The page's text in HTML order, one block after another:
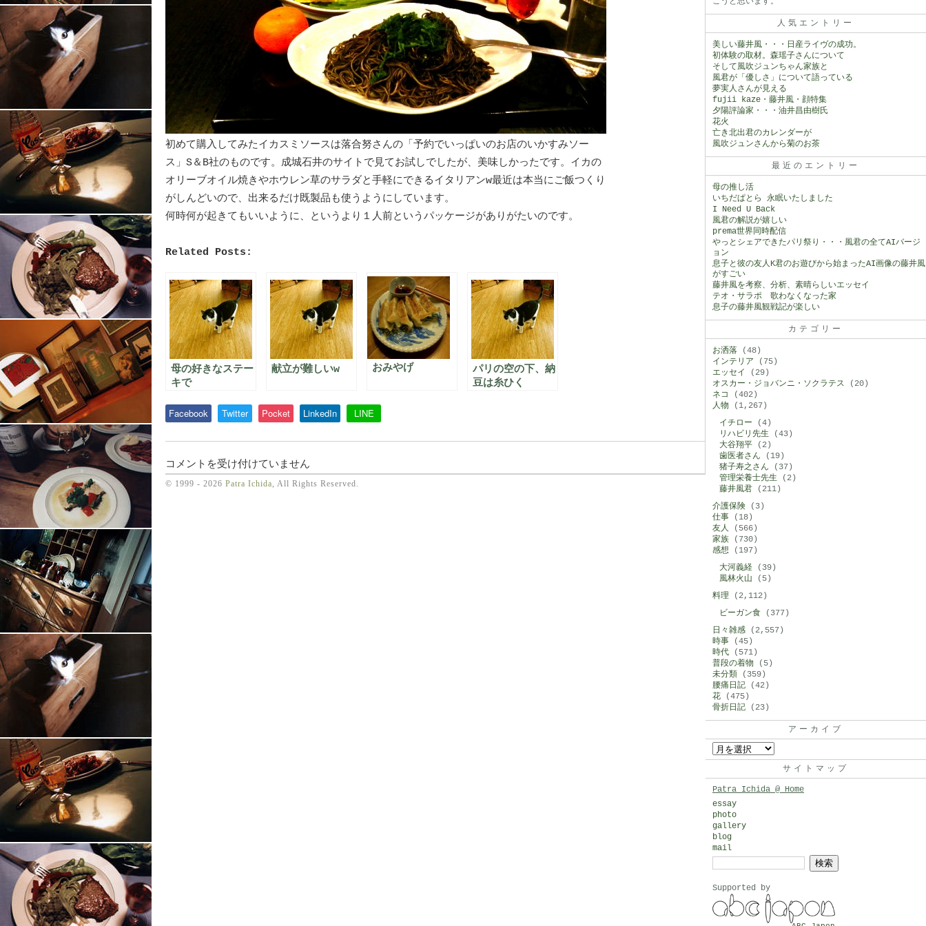
初めて購入してみたイカスミソースは落合努さんの「予約でいっぱいのお店のいかすみソー
ス」S＆B社のものです。成城石井のサイトで見てお試しでしたが、美味しかったです。イカの
オリーブオイル焼きやホウレン草のサラダと手軽にできるイタリアンw最近は本当にご飯つくり
がしんどいので、出来るだけ既製品も使うようにしています。
何時何が起きてもいいように、というより１人前というパッケージがありがたいのです。
Related Posts:
母の好きなステー
キで
献立が難しいw おみやげ
パリの空の下、納
豆は糸ひく
Facebook Twitter Pocket LinkedIn LINE
い
か
コメントを受け付けていません
人気エントリー
美しい藤井風・・・日産ライヴの成功。
初体験の取材。森瑶子さんについて
そして風吹ジュンちゃん家族と
風君が「優しさ」について語っている
夢実人さんが見える
fujii kaze・藤井風・顔特集
夕陽評論家・・・油井昌由樹氏
花火
亡き北出君のカレンダーが
風吹ジュンさんから菊のお茶
最近のエントリー
母の推し活
いちだぱとら 永眠いたしました
I Need U Back
風君の解説が嬉しい
prema世界同時配信
やっとシェアできたパリ祭り・・・風君の全てAIバージ
ョン
息子と彼の友人K君のお遊びから始まったAI画像の藤井風
がすごい
藤井風を考察、分析、素晴らしいエッセイ
テオ・サラポ 歌わなくなった家
息子の藤井風観戦記が楽しい
カテゴリー
お洒落 (48)
インテリア (75)
エッセイ
(29)
オスカー・ジョバンニ・ソクラテス (20)
ネコ
(402)
人物 (1,267)
イチロー (4)
リハビリ先生 (43)
大谷翔平 (2)
歯医者さん (19)
猪子寿之さん (37)
管理栄養士先生 (2)
藤井風君 (211)
介護保険 (3)
仕事 (18)
友人 (566)
家族 (730)
感想 (197)
大河義経 (39)
風林火山 (5)
料理 (2,112)
ビーガン食 (377)
日々雑感 (2,557)
時事 (45)
時代 (571)
普段の着物 (5)
未分類 (359)
腰痛日記 (42)
花 (475)
骨折日記 (23)
アーカイブ
イ
サイトマップ
Patra Ichida @ Home
essay
photo
gallery
blog
mail
Supported by
© 1999 - 2026 Patra Ichida, All Rights Reserved.